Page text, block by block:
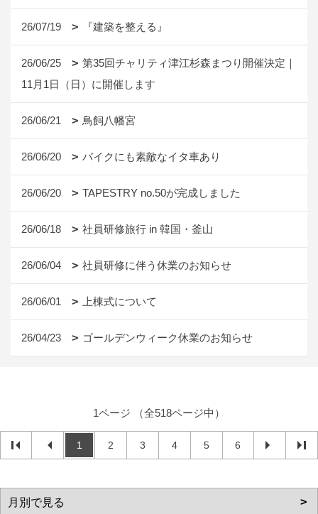
26/07/19 『建築を整える』
26/06/25
第35回チャリティ津江杉森まつり開催決定｜
11月1日（日）に開催します
26/06/21 鳥飼八幡宮
26/06/20 バイクにも素敵なイタ車あり
26/06/20 TAPESTRY no.50が完成しました
26/06/18 社員研修旅行 in 韓国・釜山
26/06/04 社員研修に伴う休業のお知らせ
26/06/01 上棟式について
26/04/23 ゴールデンウィーク休業のお知らせ
1ページ （全518ページ中）
1 2 3 4 5 6